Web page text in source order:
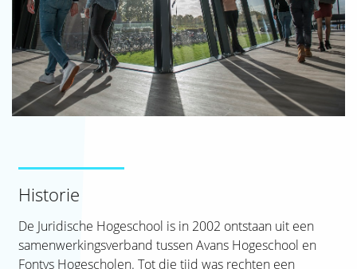
Historie
De Juridische Hogeschool is in 2002 ontstaan uit een
samenwerkingsverband tussen Avans Hogeschool en
Fontys Hogescholen. Tot die tijd was rechten een